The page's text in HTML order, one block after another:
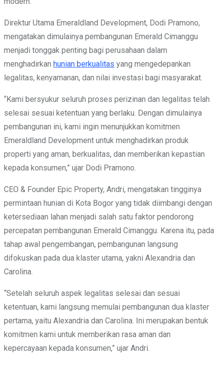
Direktur Utama Emeraldland Development, Dodi Pramono,
mengatakan dimulainya pembangunan Emerald Cimanggu
menjadi tonggak penting bagi perusahaan dalam
menghadirkan hunian berkualitas yang mengedepankan
legalitas, kenyamanan, dan nilai investasi bagi masyarakat.
“Kami bersyukur seluruh proses perizinan dan legalitas telah
selesai sesuai ketentuan yang berlaku. Dengan dimulainya
pembangunan ini, kami ingin menunjukkan komitmen
Emeraldland Development untuk menghadirkan produk
properti yang aman, berkualitas, dan memberikan kepastian
kepada konsumen,” ujar Dodi Pramono.
CEO & Founder Epic Property, Andri, mengatakan tingginya
permintaan hunian di Kota Bogor yang tidak diimbangi dengan
ketersediaan lahan menjadi salah satu faktor pendorong
percepatan pembangunan Emerald Cimanggu. Karena itu, pada
tahap awal pengembangan, pembangunan langsung
difokuskan pada dua klaster utama, yakni Alexandria dan
Carolina.
“Setelah seluruh aspek legalitas selesai dan sesuai
ketentuan, kami langsung memulai pembangunan dua klaster
pertama, yaitu Alexandria dan Carolina. Ini merupakan bentuk
komitmen kami untuk memberikan rasa aman dan
kepercayaan kepada konsumen,” ujar Andri.